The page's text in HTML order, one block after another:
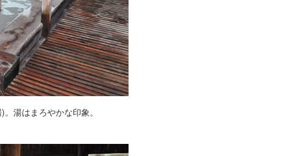
湯はまろやかな印象。